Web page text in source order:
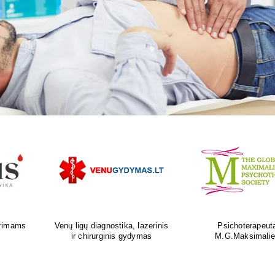
Ortopedijos priemonių gamyba ir
individualus pritaikymas
Atliksime tikslų, bet
tyrimą visoje